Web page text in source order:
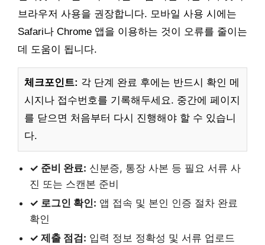
브라우저 사용을 권장합니다. 모바일 사용 시에는
Safari나 Chrome 앱을 이용하는 것이 오류를 줄이는
데 도움이 됩니다.
체크포인트: 각 단계 완료 후에는 반드시 확인 메
시지나 접수번호를 기록해두세요. 중간에 페이지
를 닫으면 처음부터 다시 진행해야 할 수 있습니
다.
✓ 준비 완료: 신분증, 통장 사본 등 필요 서류 사
진 또는 스캔본 준비
✓ 로그인 확인: 앱 접속 및 본인 인증 절차 완료
확인
✓ 제출 점검: 입력 정보 정확성 및 서류 업로드